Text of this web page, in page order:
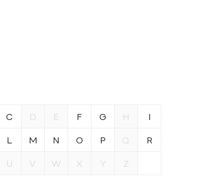
C D E F G H I
L M N O P Q R
U V W X Y Z